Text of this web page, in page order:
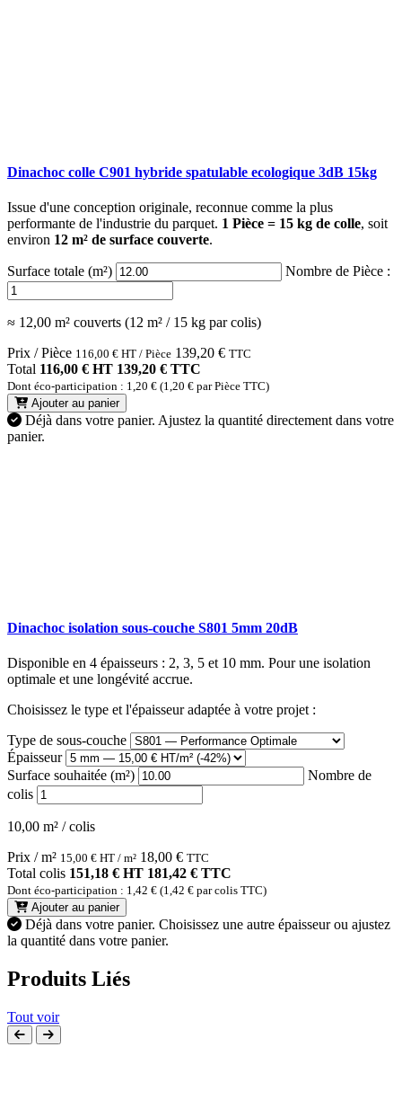
Dinachoc colle C901 hybride spatulable ecologique 3dB 15kg
Issue d'une conception originale, reconnue comme la plus
performante de l'industrie du parquet. 1 Pièce = 15 kg de colle, soit
environ 12 m² de surface couverte.
Surface totale (m²) Nombre de Pièce :
≈ 12,00 m² couverts (12 m² / 15 kg par colis)
Prix / Pièce 116,00 € HT / Pièce 139,20 € TTC
Total 116,00 € HT 139,20 € TTC
Dont éco-participation : 1,20 € (1,20 € par Pièce TTC)
Ajouter au panier
Déjà dans votre panier. Ajustez la quantité directement dans votre
panier.
Dinachoc isolation sous-couche S801 5mm 20dB
Disponible en 4 épaisseurs : 2, 3, 5 et 10 mm. Pour une isolation
optimale et une longévité accrue.
Choisissez le type et l'épaisseur adaptée à votre projet :
Type de sous-couche
Épaisseur
Surface souhaitée (m²)
Nombre de
colis
10,00 m² / colis
Prix / m² 15,00 € HT / m² 18,00 € TTC
Total colis 151,18 € HT 181,42 € TTC
Dont éco-participation : 1,42 € (1,42 € par colis TTC)
Ajouter au panier
Déjà dans votre panier. Choisissez une autre épaisseur ou ajustez
la quantité dans votre panier.
Produits Liés
Tout voir